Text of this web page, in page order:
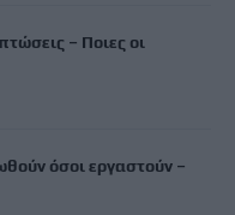
– Ποιες οι
όσοι εργαστούν –